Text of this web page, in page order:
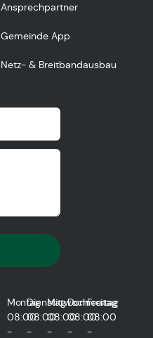
Ansprechpartner
Gemeinde App
Netz- & Breitbandausbau
Montag
08:00
-
Dienstag
08:00
-
Mittwoch
08:00
-
Donnerstag
08:00
-
Freitag
08:00
-